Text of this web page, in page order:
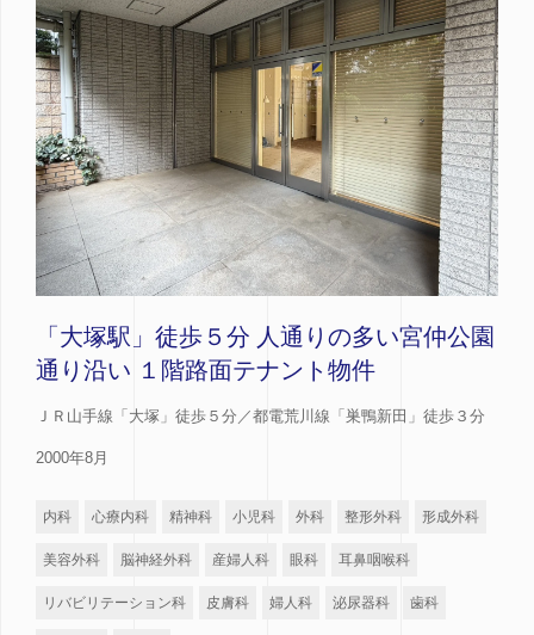
「大塚駅」徒歩５分 人通りの多い宮仲公園
通り沿い １階路面テナント物件
ＪＲ山手線「大塚」徒歩５分／都電荒川線「巣鴨新田」徒歩３分
2000年8月
内科 心療内科 精神科 小児科 外科 整形外科 形成外科
美容外科 脳神経外科 産婦人科 眼科 耳鼻咽喉科
リバビリテーション科 皮膚科 婦人科 泌尿器科 歯科